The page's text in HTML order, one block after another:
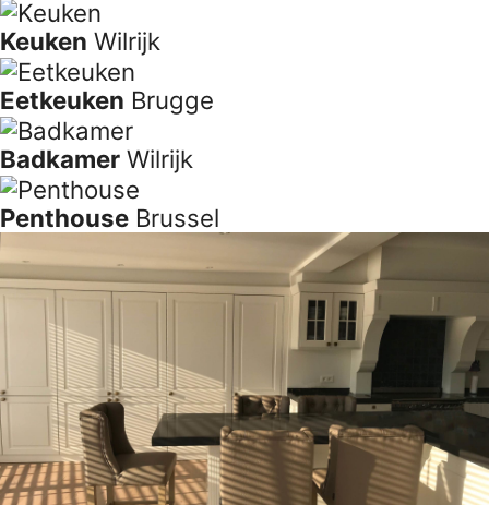
Eetplaats Leuven
Landhuis Westerlo
Leefruimte Antwerpen
Eetplaats Antwerpen
Keukeneiland Grimbergen
Keuken Wilrijk
Eetkeuken Brugge
Badkamer Wilrijk